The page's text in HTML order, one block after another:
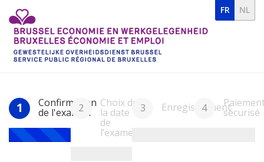
FR NL
1 Confirmation
de l'examen
2 Choix de
la date
de
l’examen
3 Enregistrement
4 sécurisé